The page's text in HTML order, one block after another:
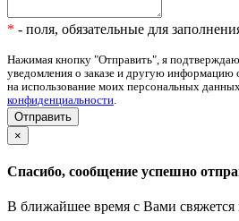
* - поля, обязательные для
Нажимая кнопку "Отправить", я подтверждаю
уведомления о заказе и другую информацию
на использование моих персональных
конфиденциальности
×
Спасибо, сообщение успешно
В ближайшее время с Вами свяжется